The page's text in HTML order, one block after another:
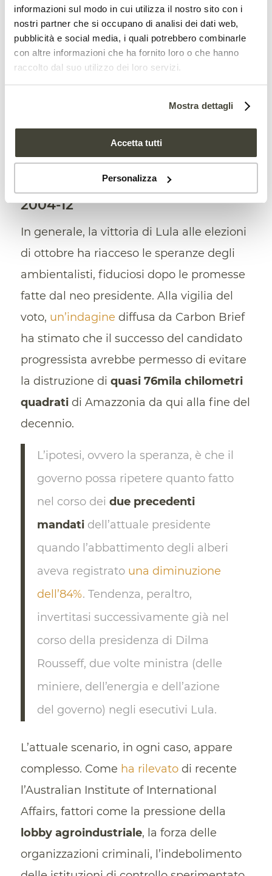
informazioni sul modo in cui utilizza il nostro sito con i
nostri partner che si occupano di analisi dei dati web,
pubblicità e social media, i quali potrebbero combinarle
con altre informazioni che ha fornito loro o che hanno
raccolto dal suo utilizzo dei loro servizi.
Mostra dettagli
Accetta tutti
Personalizza
alla fine del decennio. Immagine: Carbon Brief Attribution-NonCommercial-
NoDerivatives 4.0 International
La speranza: ripristinare il trend
2004-12
In generale, la vittoria di Lula alle elezioni
di ottobre ha riacceso le speranze degli
ambientalisti, fiduciosi dopo le promesse
fatte dal neo presidente. Alla vigilia del
voto, un’indagine diffusa da Carbon Brief
ha stimato che il successo del candidato
progressista avrebbe permesso di evitare
la distruzione di quasi 76mila chilometri
quadratidi Amazzonia da qui alla fine del
decennio.
L’ipotesi, ovvero la speranza, è che il
governo possa ripetere quanto fatto
nel corso dei due precedenti
mandatidell’attuale presidente
quando l’abbattimento degli alberi
aveva registrato una diminuzione
dell’84%. Tendenza, peraltro,
invertitasi successivamente già nel
corso della presidenza di Dilma
Rousseff, due volte ministra (delle
miniere, dell’energia e dell’azione
del governo) negli esecutivi Lula.
L’attuale scenario, in ogni caso, appare
complesso. Come ha rilevatodi recente
l’Australian Institute of International
Affairs, fattori come la pressione della
lobby agroindustriale, la forza delle
organizzazioni criminali, l’indebolimento